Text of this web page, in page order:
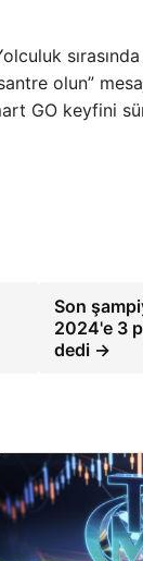
olun”
GO keyfini
Son
2024'e 3
dedi →